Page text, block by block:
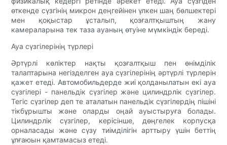
өткенде сүзгінің микрон деңгейінен үлкен шаң бөлшектері
мен қоқыстар ұсталып, қозғалтқыштың жану
камераларына тек таза ауаның өтуіне мүмкіндік береді.
Ауа сүзгілерінің түрлері
Әртүрлі көліктер нақты қозғалтқыш пен өнімділік
талаптарына негізделген ауа сүзгілерінің әртүрлі түрлерін
қажет етеді. Автомобильдерде жиі қолданылатын екі ауа
сүзгілері - панельдік сүзгілер және цилиндрлік сүзгілер.
Тегіс сүзгілер деп те аталатын панельдік сүзгілердің пішіні
тікбұрышты және оларды оңай ауыстыруға болады.
Цилиндрлік сүзгілер, керісінше, дөңгелек корпусқа
орналасады және сүзу тиімділігін арттыру үшін беттің
ұлғаюын қамтамасыз етеді.